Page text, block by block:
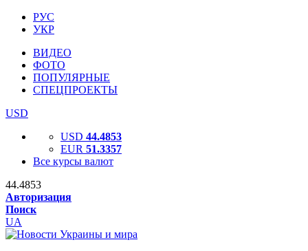
РУС
УКР
ВИДЕО
ФОТО
ПОПУЛЯРНЫЕ
СПЕЦПРОЕКТЫ
USD
USD 44.4853
EUR 51.3357
Все курсы валют
44.4853
Авторизация
Поиск
UA